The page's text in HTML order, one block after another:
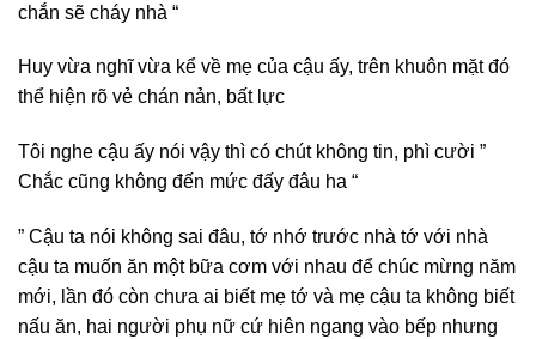
chắn sẽ cháy nhà “
Huy vừa nghĩ vừa kể về mẹ của cậu ấy, trên khuôn mặt đó
thể hiện rõ vẻ chán nản, bất lực
Tôi nghe cậu ấy nói vậy thì có chút không tin, phì cười ”
Chắc cũng không đến mức đấy đâu ha “
” Cậu ta nói không sai đâu, tớ nhớ trước nhà tớ với nhà
cậu ta muốn ăn một bữa cơm với nhau để chúc mừng năm
mới, lần đó còn chưa ai biết mẹ tớ và mẹ cậu ta không biết
nấu ăn, hai người phụ nữ cứ hiên ngang vào bếp nhưng